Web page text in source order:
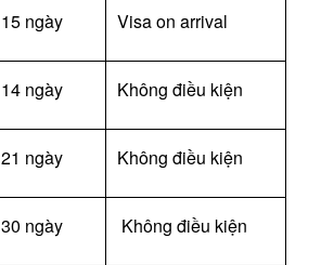
15 ngày Visa on arrival
14 ngày Không điều kiện
21 ngày Không điều kiện
30 ngày Không điều kiện